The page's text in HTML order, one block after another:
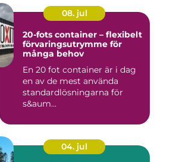
08. jul
20-fots container – flexibelt
förvaringsutrymme för
många behov
En 20 fot container är i dag
en av de mest använda
standardlösningarna för
s&aum...
04. jul